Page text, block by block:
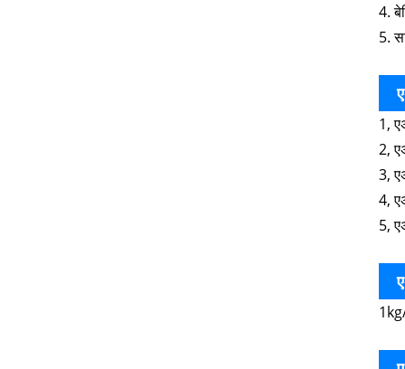
4.
5.
1,
2,
3,
4,
5,